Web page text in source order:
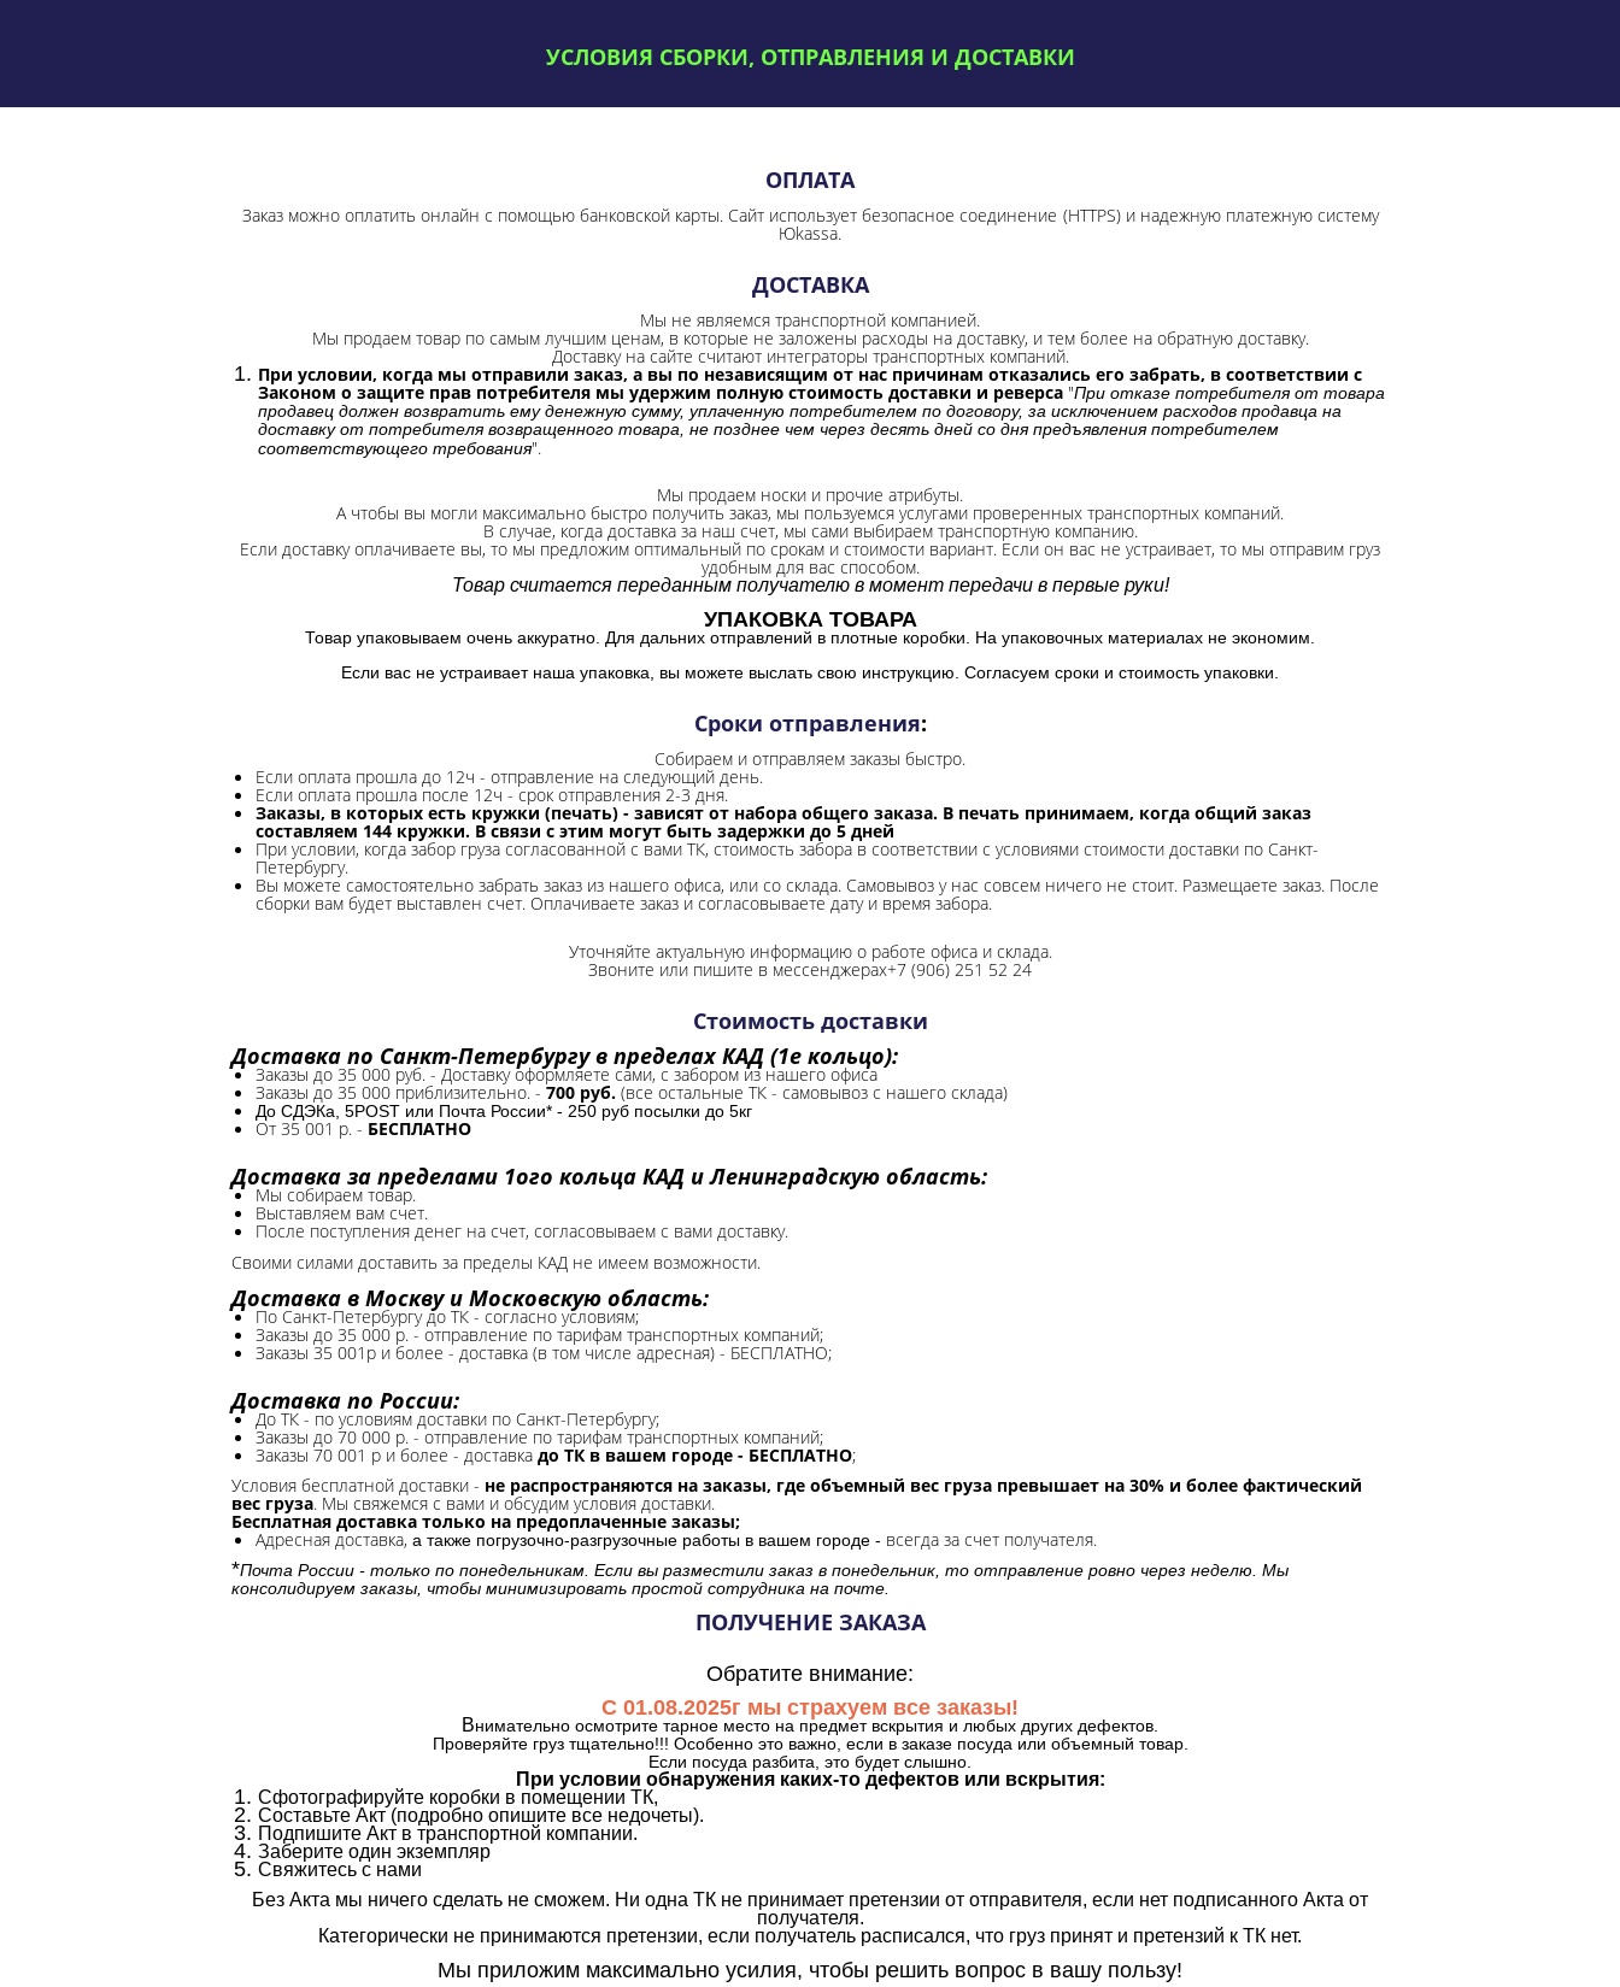
УСЛОВИЯ СБОРКИ, ОТПРАВЛЕНИЯ И ДОСТАВКИ
ОПЛАТА
Заказ можно оплатить онлайн с помощью банковской карты. Сайт использует безопасное соединение (HTTPS) и надежную платежную систему
Юkassa.
ДОСТАВКА
Мы не являемся транспортной компанией.
Мы продаем товар по самым лучшим ценам, в которые не заложены расходы на доставку, и тем более на обратную доставку.
Доставку на сайте считают интеграторы транспортных компаний.
При условии, когда мы отправили заказ, а вы по независящим от нас причинам отказались его забрать, в соответствии с
Законом о защите прав потребителя мы удержим полную стоимость доставки и реверса "При отказе потребителя от товара
продавец должен возвратить ему денежную сумму, уплаченную потребителем по договору, за исключением расходов продавца на
доставку от потребителя возвращенного товара, не позднее чем через десять дней со дня предъявления потребителем
соответствующего требования".
Мы продаем носки и прочие атрибуты.
А чтобы вы могли максимально быстро получить заказ, мы пользуемся услугами проверенных транспортных компаний.
В случае, когда доставка за наш счет, мы сами выбираем транспортную компанию.
Если доставку оплачиваете вы, то мы предложим оптимальный по срокам и стоимости вариант. Если он вас не устраивает, то мы отправим груз
удобным для вас способом.
Товар считается переданным получателю в момент передачи в первые руки!
УПАКОВКА ТОВАРА
Товар упаковываем очень аккуратно. Для дальних отправлений в плотные коробки. На упаковочных материалах не экономим.
Если вас не устраивает наша упаковка, вы можете выслать свою инструкцию. Согласуем сроки и стоимость упаковки.
Сроки отправления:
Собираем и отправляем заказы быстро.
Если оплата прошла до 12ч - отправление на следующий день.
Если оплата прошла после 12ч - срок отправления 2-3 дня.
Заказы, в которых есть кружки (печать) - зависят от набора общего заказа. В печать принимаем, когда общий заказ
составляем 144 кружки. В связи с этим могут быть задержки до 5 дней
При условии, когда забор груза согласованной с вами ТК, стоимость забора в соответствии с условиями стоимости доставки по Санкт-
Петербургу.
Вы можете самостоятельно забрать заказ из нашего офиса, или со склада. Самовывоз у нас совсем ничего не стоит. Размещаете заказ. После
сборки вам будет выставлен счет. Оплачиваете заказ и согласовываете дату и время забора.
Уточняйте актуальную информацию о работе офиса и склада.
Звоните или пишите в мессенджерах+7 (906) 251 52 24
Стоимость доставки
Доставка по Санкт-Петербургу в пределах КАД (1е кольцо):
Заказы до 35 000 руб. - Доставку оформляете сами, с забором из нашего офиса
Заказы до 35 000 приблизительно. - 700 руб. (все остальные ТК - самовывоз с нашего склада)
До СДЭКа, 5POST или Почта России* - 250 руб посылки до 5кг
От 35 001 р. - БЕСПЛАТНО
Доставка за пределами 1ого кольца КАД и Ленинградскую область:
Мы собираем товар.
Выставляем вам счет.
После поступления денег на счет, согласовываем с вами доставку.
Своими силами доставить за пределы КАД не имеем возможности.​
Доставка в Москву и Московскую область:
По Санкт-Петербургу до ТК - согласно условиям;
Заказы до 35 000 р. - отправление по тарифам транспортных компаний;
Заказы 35 001р и более - доставка (в том числе адресная) - БЕСПЛАТНО;
Доставка по России:
До ТК - по условиям доставки по Санкт-Петербургу;
Заказы до 70 000 р. - отправление по тарифам транспортных компаний;
Заказы 70 001 р и более - доставка до ТК в вашем городе - БЕСПЛАТНО;
Условия бесплатной доставки - не распространяются на заказы, где объемный вес груза превышает на 30% и более фактический
вес груза. Мы свяжемся с вами и обсудим условия доставки.
Бесплатная доставка только на предоплаченные заказы;
Адресная доставка, а также погрузочно-разгрузочные работы в вашем городе - всегда за счет получателя.
*Почта России - только по понедельникам. Если вы разместили заказ в понедельник, то отправление ровно через неделю. Мы
консолидируем заказы, чтобы минимизировать простой сотрудника на почте.
ПОЛУЧЕНИЕ ЗАКАЗА
Обратите внимание:
С 01.08.2025г мы страхуем все заказы!
Внимательно осмотрите тарное место на предмет вскрытия и любых других дефектов.
Проверяйте груз тщательно!!! Особенно это важно, если в заказе посуда или объемный товар.
Если посуда разбита, это будет слышно.
При условии обнаружения каких-то дефектов или вскрытия:
Сфотографируйте коробки в помещении ТК,
Составьте Акт (подробно опишите все недочеты).
Подпишите Акт в транспортной компании.
Заберите один экземпляр
Свяжитесь с нами
Без Акта мы ничего сделать не сможем. Ни одна ТК не принимает претензии от отправителя, если нет подписанного Акта от
получателя.
Категорически не принимаются претензии, если получатель расписался, что груз принят и претензий к ТК нет.
Мы приложим максимально усилия, чтобы решить вопрос в вашу пользу!